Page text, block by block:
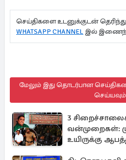
செய்திகளை உடனுக்குடன்
WHATSAPP CHANNEL இல்
மேலும் இது தொடர்பான
செய்யவும்
3
வன்முறைகள்:
உயிருக்கு